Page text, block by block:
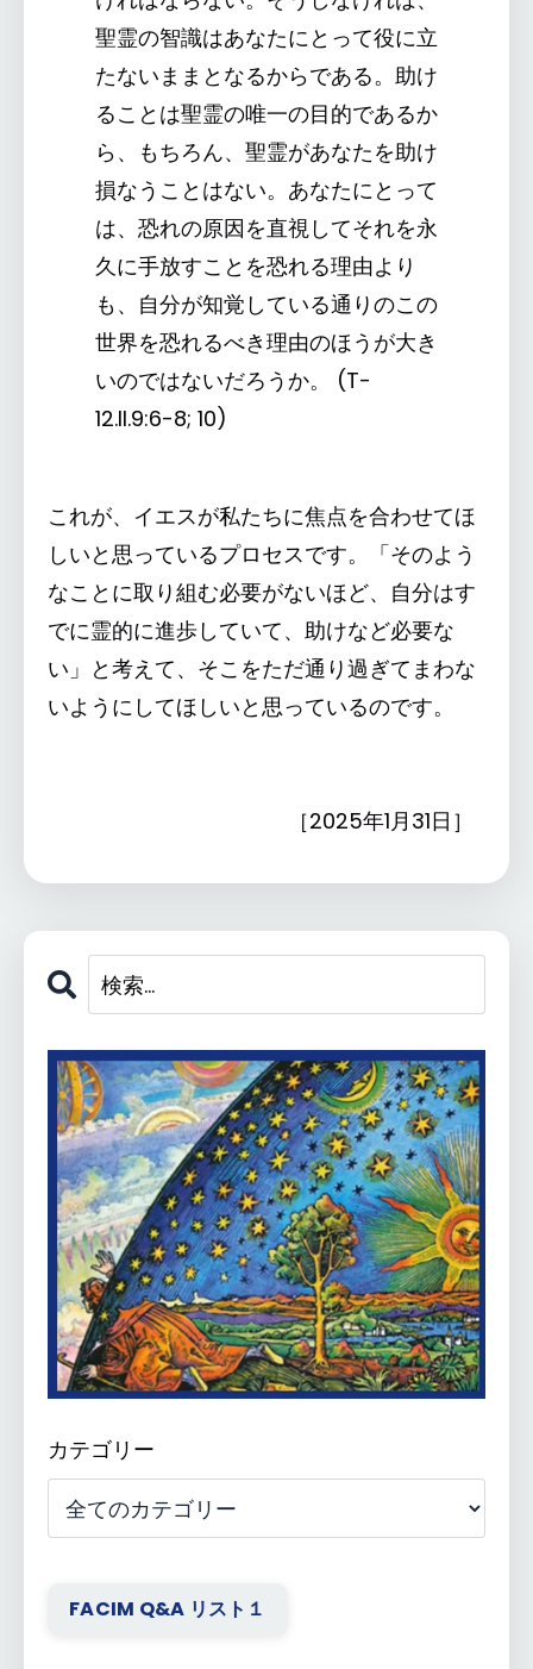
聖霊の智識はあなたにとって役に立
たないままとなるからである。助け
ることは聖霊の唯一の目的であるか
ら、もちろん、聖霊があなたを助け
損なうことはない。あなたにとって
は、恐れの原因を直視してそれを永
久に手放すことを恐れる理由より
も、自分が知覚している通りのこの
世界を恐れるべき理由のほうが大き
いのではないだろうか。 (T-
12.II.9:6-8; 10)
これが、イエスが私たちに焦点を合わせてほ
しいと思っているプロセスです。「そのよう
なことに取り組む必要がないほど、自分はす
でに霊的に進歩していて、助けなど必要な
い」と考えて、そこをただ通り過ぎてまわな
いようにしてほしいと思っているのです。
［2025年1月31日］
カテゴリー
FACIM Q&A リスト１